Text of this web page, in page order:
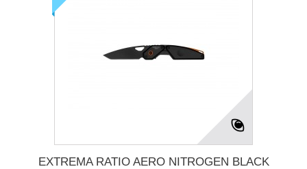
EXTREMA RATIO AERO NITROGEN BLACK